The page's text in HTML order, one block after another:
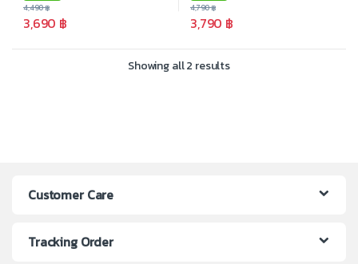
3,690 ฿
4,490฿
3,790 ฿
4,790฿
Showing all 2 results
Customer Care
Tracking Order